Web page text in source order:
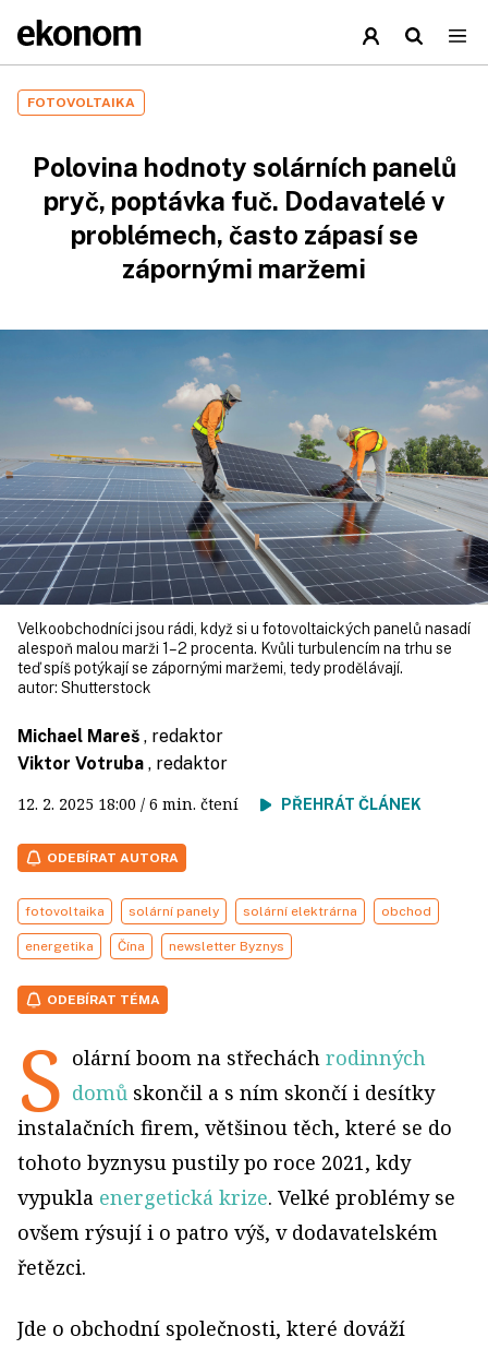
FOTOVOLTAIKA
Polovina hodnoty solárních panelů
pryč, poptávka fuč. Dodavatelé v
problémech, často zápasí se
zápornými maržemi
Velkoobchodníci jsou rádi, když si u fotovoltaických panelů nasadí
alespoň malou marži 1–2 procenta. Kvůli turbulencím na trhu se
teď spíš potýkají se zápornými maržemi, tedy prodělávají.
autor: Shutterstock
Michael Mareš , redaktor
Viktor Votruba , redaktor
12. 2. 2025 18:00 / 6 min. čtení PŘEHRÁT ČLÁNEK
ODEBÍRAT AUTORA
fotovoltaika solární panely solární elektrárna obchod
energetika Čína newsletter Byznys
ODEBÍRAT TÉMA
S olární boom na střechách rodinných
domů skončil a s ním skončí i desítky
instalačních firem, většinou těch, které se do
tohoto byznysu pustily po roce 2021, kdy
vypukla energetická krize. Velké problémy se
ovšem rýsují i o patro výš, v dodavatelském
řetězci.
Jde o obchodní společnosti, které dováží